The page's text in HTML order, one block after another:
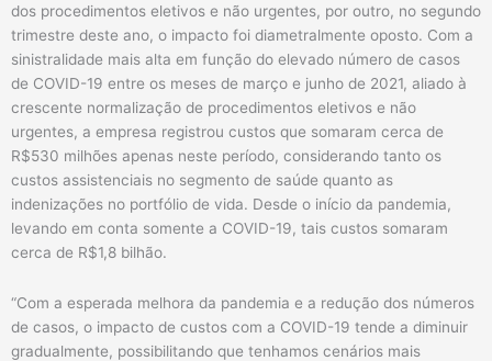
dos procedimentos eletivos e não urgentes, por outro, no segundo
trimestre deste ano, o impacto foi diametralmente oposto. Com a
sinistralidade mais alta em função do elevado número de casos
de COVID-19 entre os meses de março e junho de 2021, aliado à
crescente normalização de procedimentos eletivos e não
urgentes, a empresa registrou custos que somaram cerca de
R$530 milhões apenas neste período, considerando tanto os
custos assistenciais no segmento de saúde quanto as
indenizações no portfólio de vida. Desde o início da pandemia,
levando em conta somente a COVID-19, tais custos somaram
cerca de R$1,8 bilhão.
“Com a esperada melhora da pandemia e a redução dos números
de casos, o impacto de custos com a COVID-19 tende a diminuir
gradualmente, possibilitando que tenhamos cenários mais